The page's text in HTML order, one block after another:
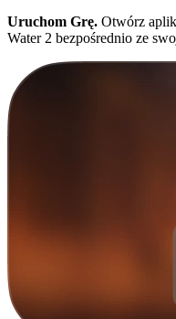
Uruchom Grę. Otwórz
Water 2 bezpośrednio ze